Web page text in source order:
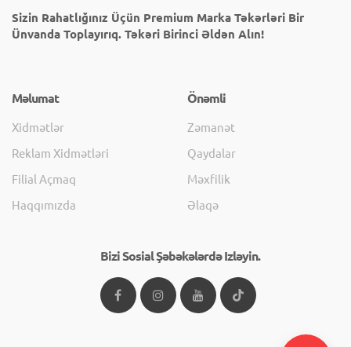
Sizin Rahatlığınız Üçün Premium Marka Təkərləri Bir
Ünvanda Toplayırıq. Təkəri Birinci Əldən Alın!
Məlumat
Xidmətlər
Reklam Xidmətləri
Filial Açmaq
Haqqımızda
Önəmli
Zəmanət
Qaydalar
Məxfilik
Əlaqə
Bizi Sosial Şəbəkələrdə Izləyin.